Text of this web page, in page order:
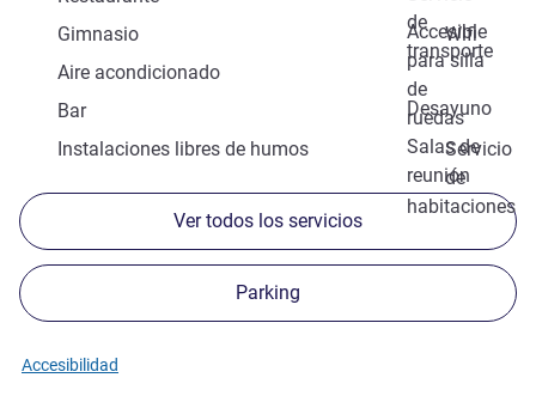
de
transporte
Accesible
para silla
de
ruedas
Gimnasio
Wifi
Aire acondicionado
Desayuno
Bar
Salas de
reunión
Instalaciones libres de humos
Servicio
de
habitaciones
Ver todos los servicios
Parking
Accesibilidad